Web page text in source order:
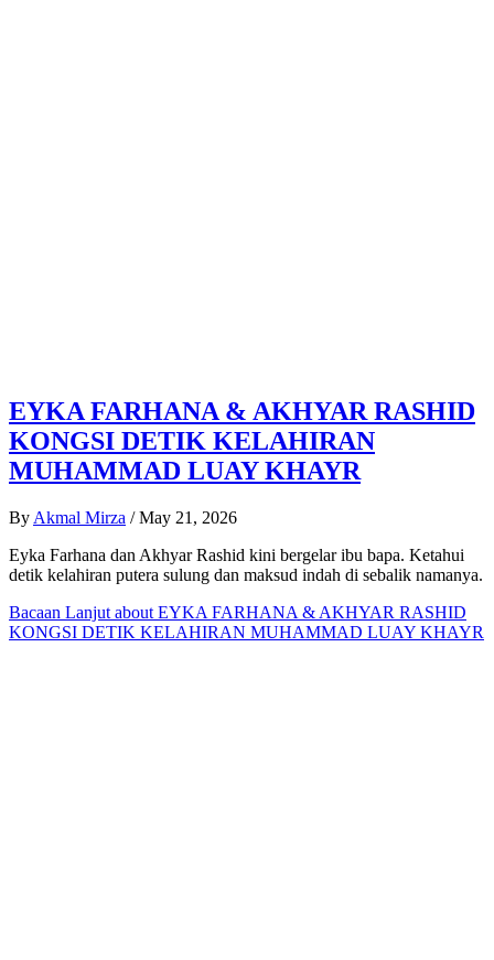
EYKA FARHANA & AKHYAR RASHID
KONGSI DETIK KELAHIRAN
MUHAMMAD LUAY KHAYR
By Akmal Mirza / May 21, 2026
Eyka Farhana dan Akhyar Rashid kini bergelar ibu bapa. Ketahui
detik kelahiran putera sulung dan maksud indah di sebalik namanya.
Bacaan Lanjut about EYKA FARHANA & AKHYAR RASHID
KONGSI DETIK KELAHIRAN MUHAMMAD LUAY KHAYR